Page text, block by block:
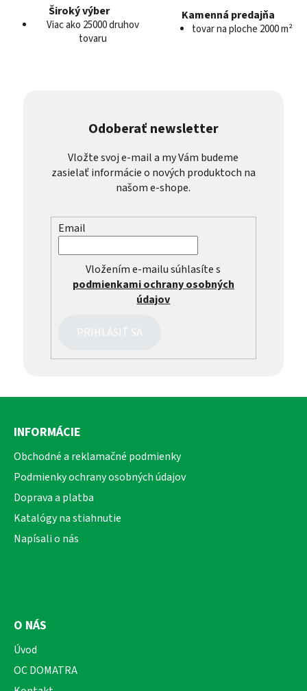
Široký výber
Viac ako 25000 druhov
tovaru
Kamenná predajňa
tovar na ploche 2000 m²
Odoberať newsletter
Vložte svoj e-mail a my Vám budeme
zasielať informácie o nových produktoch na
našom e-shope.
Email
Vložením e-mailu súhlasíte s
podmienkami ochrany osobných
údajov
PRIHLÁSIŤ SA
Z
INFORMÁCIE
Obchodné a reklamačné podmienky
Podmienky ochrany osobných údajov
Doprava a platba
Katalógy na stiahnutie
Napísali o nás
O NÁS
Úvod
OC DOMATRA